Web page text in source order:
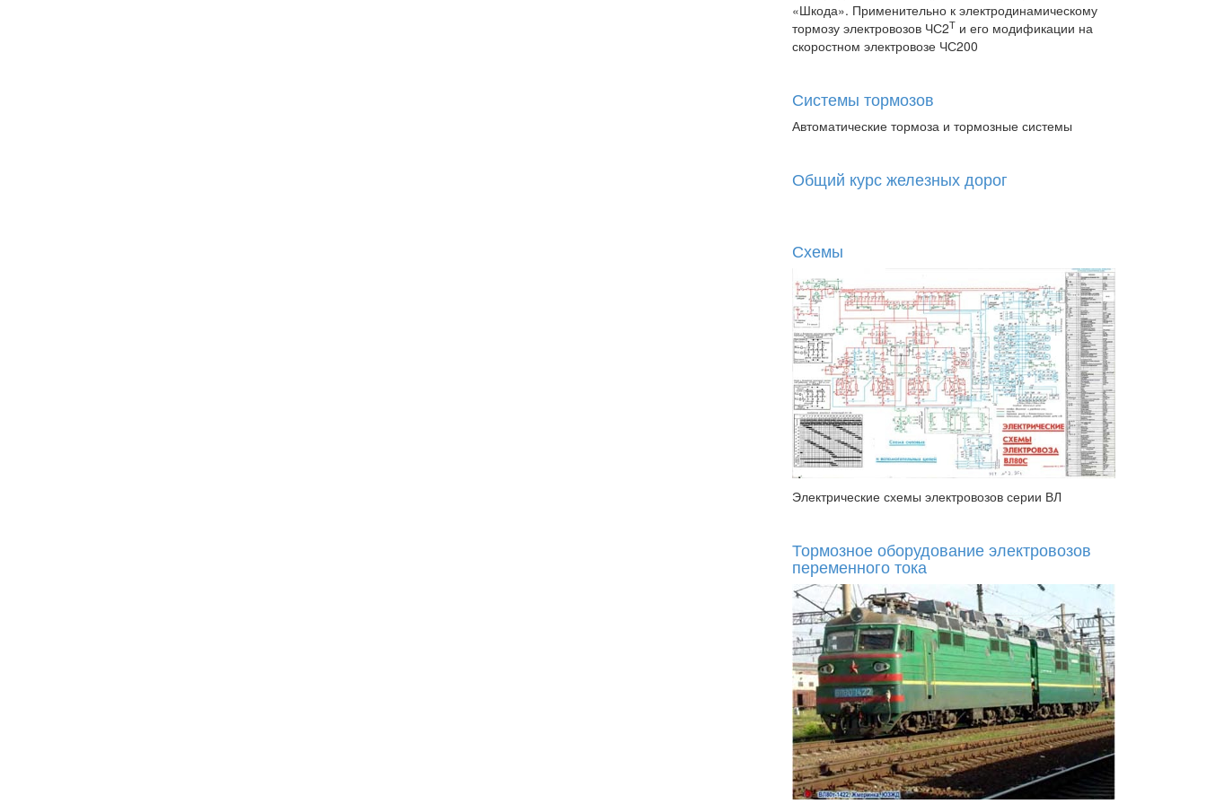
«Шкода». Применительно к электродинамическому
тормозу электровозов ЧС2Т и его модификации на
скоростном электровозе ЧС200
Системы тормозов
Автоматические тормоза и тормозные системы
Общий курс железных дорог
Схемы
Электрические схемы электровозов серии ВЛ
Тормозное оборудование электровозов
переменного тока